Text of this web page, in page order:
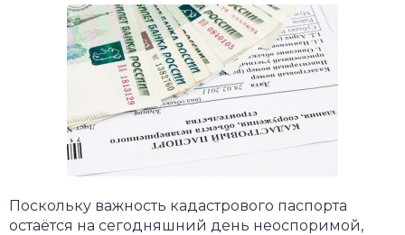
Поскольку важность кадастрового паспорта
остаётся на сегодняшний день неоспоримой,